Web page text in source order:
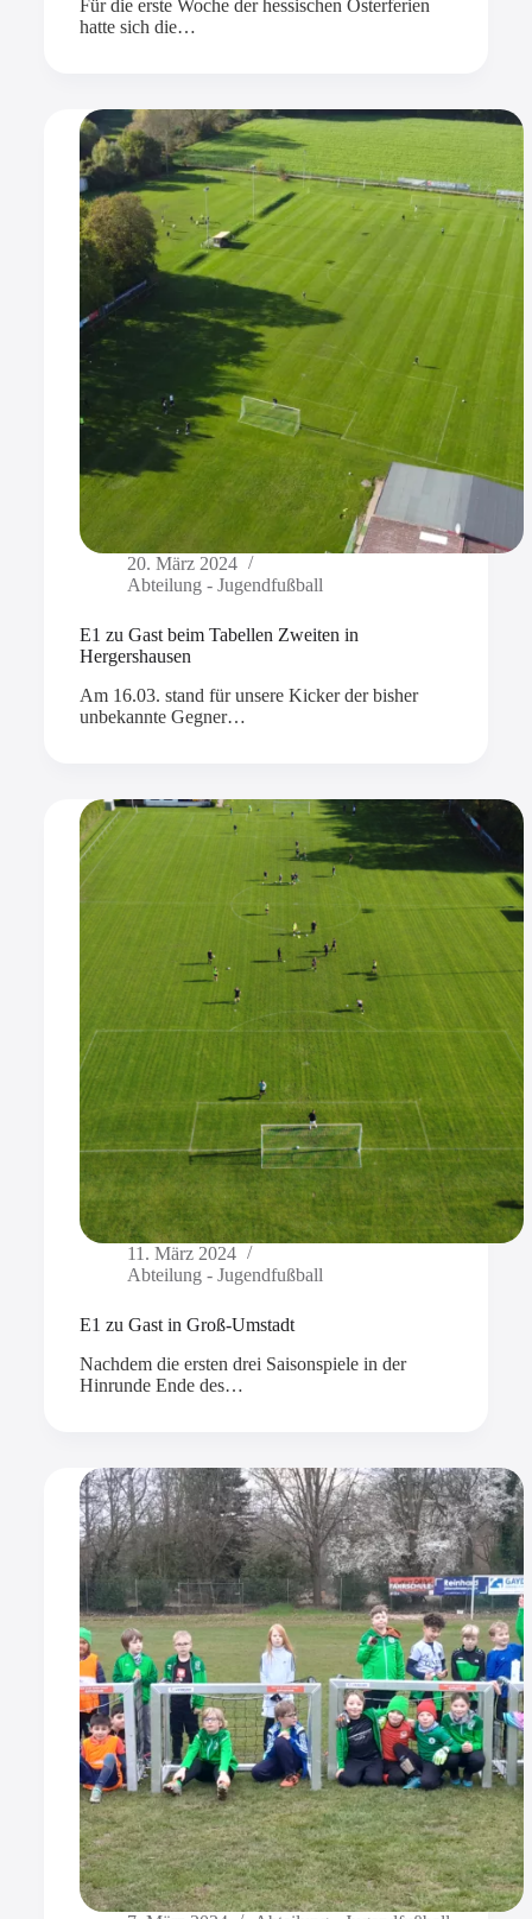
Für die erste Woche der hessischen Osterferien
hatte sich die…
20. März 2024
Abteilung - Jugendfußball
E1 zu Gast beim Tabellen Zweiten in
Hergershausen
Am 16.03. stand für unsere Kicker der bisher
unbekannte Gegner…
11. März 2024
Abteilung - Jugendfußball
E1 zu Gast in Groß-Umstadt
Nachdem die ersten drei Saisonspiele in der
Hinrunde Ende des…